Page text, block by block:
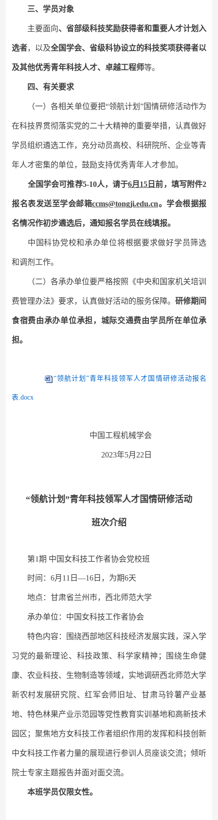
三、学员对象
主要面向、省部级科技奖励获得者和重要人才计划入
选者，以及全国学会、省级科协设立的科技奖项获得者以
及其他优秀青年科技人才、卓越工程师等。
四、有关要求
（一）各相关单位要把“领航计划”国情研修活动作为
在科技界贯彻落实党的二十大精神的重要举措，认真做好
学员组织遴选工作，充分动员高校、科研院所、企业等青
年人才密集的单位， 鼓励支持优秀青年人才参加。
全国 学会可推荐5-10人， 请于6月15日前，填写附件2
报名表发送至学会邮箱ccms@tongji.edu.cn。 学会根据报
名情况作初步遴选后，通知报名学员在线填报。
中国科协党校和承办单位将根据要求做好学员筛选
和调剂工作。
（二） 各承办单位要严格按照《中央和国家机关培训
费管理办法》要求，认真做好活动的服务保障。 研修期间
食宿费由承办单位承担，城际交通费由学员所在单位承
担。
“领航计划”青年科技领军人才国情研修活动报名
表.docx
中国工程机械学会
2023年5月 22 日
“领航计划”青年科技领军人才国情研修活动
班次介绍
第1期 中国女科技工作者协会党校班
时间： 6月1 1日—16 日，为期6天
地点：甘肃省兰州市，西北师范大学
承办单位：中国女科技工作者协会
特色内容： 围绕西部地区科技经济发展实践，深入学
习党的最新理论、科技政策、科学家精神； 围绕生命健
康、农业科技、生物制造等领域，实地调研西北师范大学
新农村发展研究院、红军会师旧址、甘肃马铃薯产业基
地、特色林果产业示范园等党性教育实训基地和高新技术
园区；聚焦地方女科技工作者组织作用的发挥和科技创新
中女科技工作者力量的展现进行参训人员座谈交流；倾听
院士专家主题报告并面对面交流。
本班学员仅限女性。